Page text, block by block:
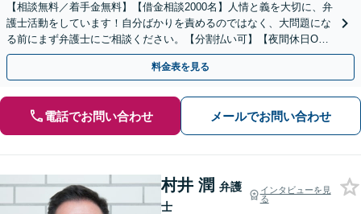
【相談無料／着手金無料】【借金相談2000名】人情と義を大切に、弁
護士活動をしています！自分ばかりを責めるのではなく、大問題にな
る前にまず弁護士にご相談ください。【分割払い可】【夜間休日O
K】
料金表を見る
電話でお問い合わせ メールでお問い合わせ
村井 潤 弁護
士
インタビューを見
る